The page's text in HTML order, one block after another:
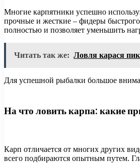
Многие карпятники успешно
прочные и жесткие – фидеры быстрого
полностью и позволяет уменьшить
Читать так же: Ловля карася
Для успешной рыбалки большое
На что ловить карпа: какие
Карп отличается от многих других
всего подбираются опытным путем.